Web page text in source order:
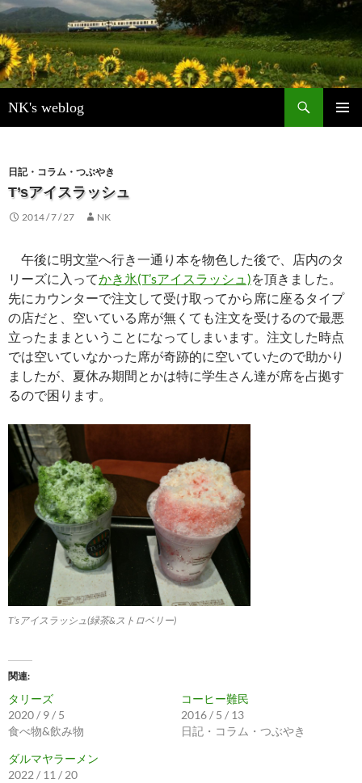
NK's weblog
索
ン
ツ
ス
プ
日記・コラム・つぶやき
T’sアイスラッシュ
2014 / 7 / 27 NK
午後に明文堂へ行き一通り本を物色した後で、店内のタ
リーズに入ってかき氷(T’sアイスラッシュ)を頂きました。
先にカウンターで注文して受け取ってから席に座るタイプ
の店だと、空いている席が無くても注文を受けるので最悪
立ったままということになってしまいます。注文した時点
では空いていなかった席が奇跡的に空いていたので助かり
ましたが、夏休み期間とかは特に学生さん達が席を占拠す
るので困ります。
T’sアイスラッシュ(緑茶&ストロベリー)
関連
タリーズ
2020 / 9 / 5
食べ物&飲み物
コーヒー難民
2016 / 5 / 13
日記・コラム・つぶやき
ダルマヤラーメン
2022 / 11 / 20